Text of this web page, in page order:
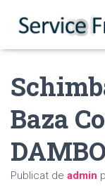
Baza
Publicat de admin